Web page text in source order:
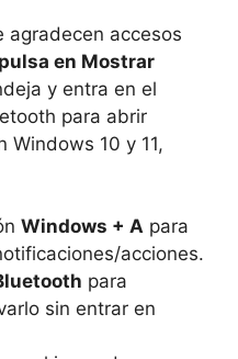
agradecen accesos
pulsa en Mostrar
y entra en el
para abrir
Windows 10 y 11,
Windows + A para
acciones.
para
sin entrar en